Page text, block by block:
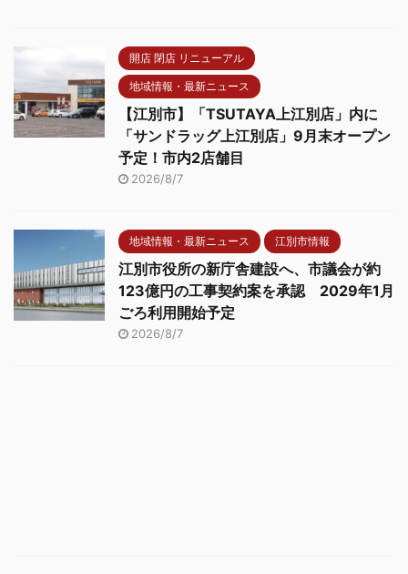
開店 閉店 リニューアル
地域情報・最新ニュース
【江別市】「TSUTAYA上江別店」内に
「サンドラッグ上江別店」9月末オープン
予定！市内2店舗目
2026/8/7
地域情報・最新ニュース 江別市情報
江別市役所の新庁舎建設へ、市議会が約
123億円の工事契約案を承認 2029年1月
ごろ利用開始予定
2026/8/7